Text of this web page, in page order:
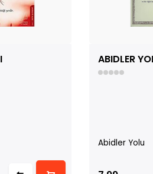
ABIDLER
Abidler Yolu